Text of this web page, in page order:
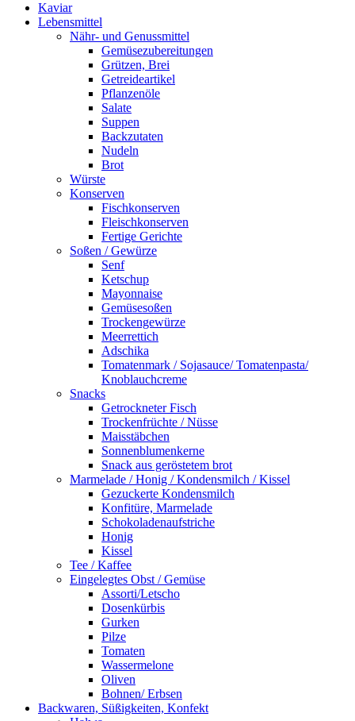
Kaviar
Lebensmittel
Nähr- und Genussmittel
Gemüsezubereitungen
Grützen, Brei
Getreideartikel
Pflanzenöle
Salate
Suppen
Backzutaten
Nudeln
Brot
Würste
Konserven
Fischkonserven
Fleischkonserven
Fertige Gerichte
Soßen / Gewürze
Senf
Ketschup
Mayonnaise
Gemüsesoßen
Trockengewürze
Meerrettich
Adschika
Tomatenmark / Sojasauce/ Tomatenpasta/
Knoblauchcreme
Snacks
Getrockneter Fisch
Trockenfrüchte / Nüsse
Maisstäbchen
Sonnenblumenkerne
Snack aus geröstetem brot
Marmelade / Honig / Kondensmilch / Kissel
Gezuckerte Kondensmilch
Konfitüre, Marmelade
Schokoladenaufstriche
Honig
Kissel
Tee / Kaffee
Eingelegtes Obst / Gemüse
Assorti/Letscho
Dosenkürbis
Gurken
Pilze
Tomaten
Wassermelone
Oliven
Bohnen/ Erbsen
Backwaren, Süßigkeiten, Konfekt